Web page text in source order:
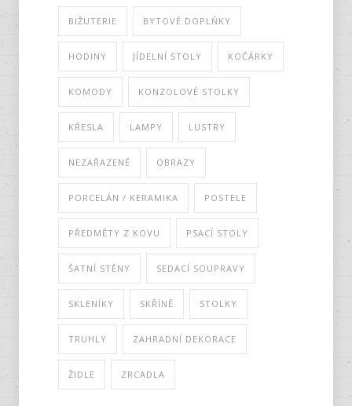
BIŽUTERIE BYTOVÉ DOPLŇKY
HODINY JÍDELNÍ STOLY KOČÁRKY
KOMODY KONZOLOVÉ STOLKY
KŘESLA LAMPY LUSTRY
NEZAŘAZENÉ OBRAZY
PORCELÁN / KERAMIKA POSTELE
PŘEDMĚTY Z KOVU PSACÍ STOLY
ŠATNÍ STĚNY SEDACÍ SOUPRAVY
SKLENÍKY SKŘÍNĚ STOLKY
TRUHLY ZAHRADNÍ DEKORACE
ŽIDLE ZRCADLA